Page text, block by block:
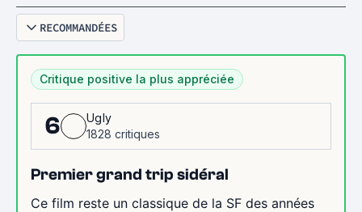
RECOMMANDÉES
Critique positive la plus appréciée
6
Ugly
1828 critiques
Premier grand trip sidéral
Ce film reste un classique de la SF des années